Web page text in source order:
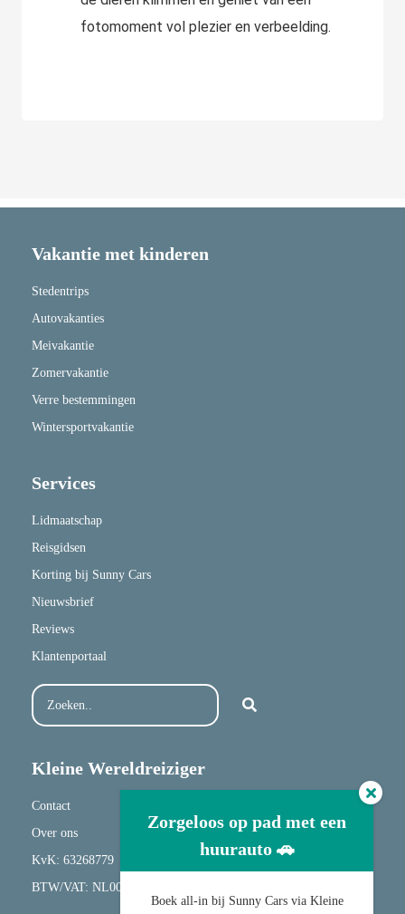
fotomoment vol plezier en verbeelding.
Vakantie met kinderen
Stedentrips
Autovakanties
Meivakantie
Zomervakantie
Verre bestemmingen
Wintersportvakantie
Services
Lidmaatschap
Reisgidsen
Korting bij Sunny Cars
Nieuwsbrief
Reviews
Klantenportaal
Kleine Wereldreiziger
Contact
Over ons
KvK: 63268779
BTW/VAT: NL001682417B20
Zorgeloos op pad met een
huurauto 🚗
Boek all-in bij Sunny Cars via Kleine